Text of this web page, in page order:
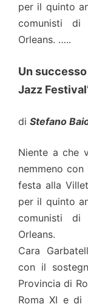
per il quinto
comunisti di
Orleans. …..
Un
Jazz
di Stefano
Niente a che
nemmeno
festa alla
per il quinto
comunisti di
Orleans.
Cara
con il
Provincia di
Roma XI e di